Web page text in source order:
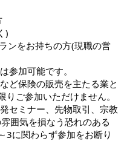
)
ンをお持ちの方(現職の営
参加可能です。
ど保険の販売を主たる業と
ご参加いただけません。
セミナー、先物取引、宗教
囲気を損なう恐れのある
3に関わらず参加をお断り